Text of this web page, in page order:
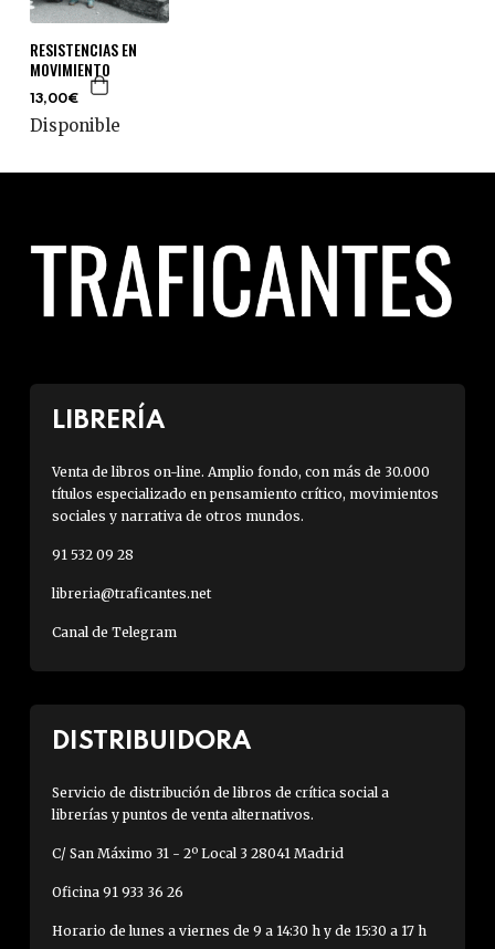
RESISTENCIAS EN
MOVIMIENTO
13,00€
Disponible
LIBRERÍA
Venta de libros on-line. Amplio fondo, con más de 30.000
títulos especializado en pensamiento crítico, movimientos
sociales y narrativa de otros mundos.
91 532 09 28
libreria@traficantes.net
Canal de Telegram
DISTRIBUIDORA
Servicio de distribución de libros de crítica social a
librerías y puntos de venta alternativos.
C/ San Máximo 31 - 2º Local 3 28041 Madrid
Oficina 91 933 36 26
Horario de lunes a viernes de 9 a 14:30 h y de 15:30 a 17 h